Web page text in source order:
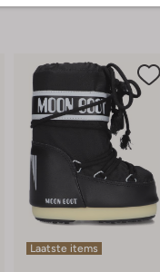
Laatste items